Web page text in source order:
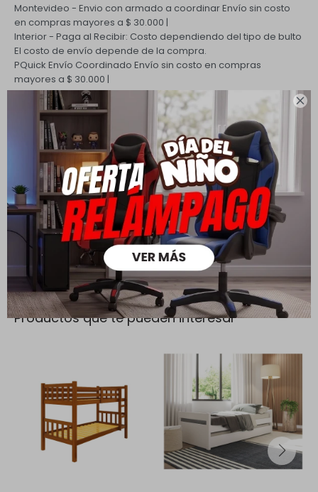

Montevideo - Envio con armado a coordinarEnvío sin costo
en compras mayores a $ 30.000 |
Interior - Paga al Recibir: Costo dependiendo del tipo de bulto
El costo de envío depende de la compra.
PQuick Envío Coordinado Envío sin costo en compras
mayores a $ 30.000 |
Cambios y Devoluciones
Todas las compras realizadas tienen un plazo de 5 días para
su cambio.
Ver mas
Medios de pago
Productos que te pueden interesar